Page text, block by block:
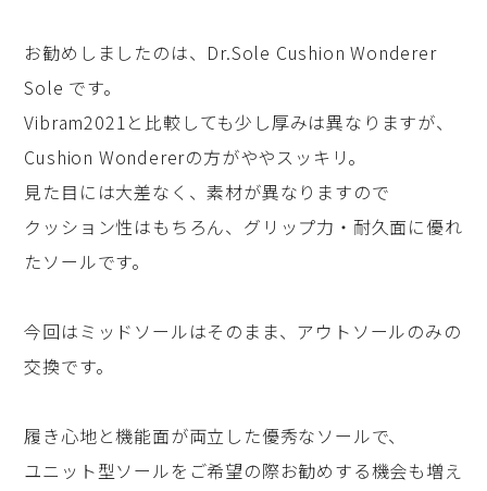
お勧めしましたのは、Dr.Sole Cushion Wonderer
Sole です。
Vibram2021と比較しても少し厚みは異なりますが、
Cushion Wondererの方がややスッキリ。
見た目には大差なく、素材が異なりますので
クッション性はもちろん、グリップ力・耐久面に優れ
たソールです。
今回はミッドソールはそのまま、アウトソールのみの
交換です。
履き心地と機能面が両立した優秀なソールで、
ユニット型ソールをご希望の際お勧めする機会も増え